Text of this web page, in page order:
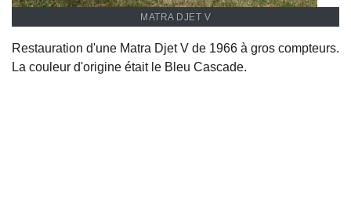
MATRA DJET V
Restauration d'une Matra Djet V de 1966 à gros compteurs.
La couleur d'origine était le Bleu Cascade.